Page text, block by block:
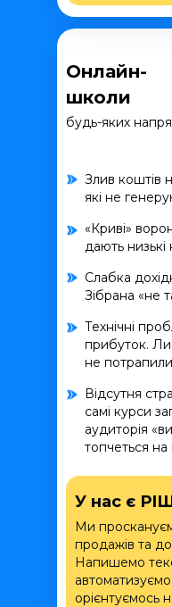
Онлайн-
школи
будь-яких
У нас є
Ми
продажів та
Напишемо
орієнтуємось
Злив коштів
які не
«Криві»
дають низькі
Слабка
Зібрана «не
Технічні
прибуток.
не
Відсутня
самі курси
аудиторія
топчеться на